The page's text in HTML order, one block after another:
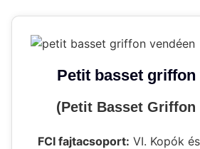
Petit basset griffon
(Petit Basset Griffon
FCI fajtacsoport: VI. Kopók